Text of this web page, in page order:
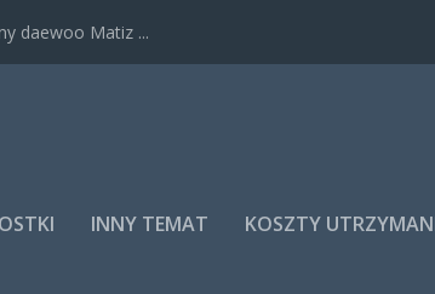
daewoo Matiz ...
INNY TEMAT KOSZTY